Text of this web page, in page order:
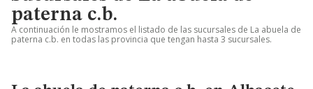
paterna c.b.
A continuación le mostramos el listado de las sucursales de La abuela de
paterna c.b. en todas las provincia que tengan hasta 3 sucursales.